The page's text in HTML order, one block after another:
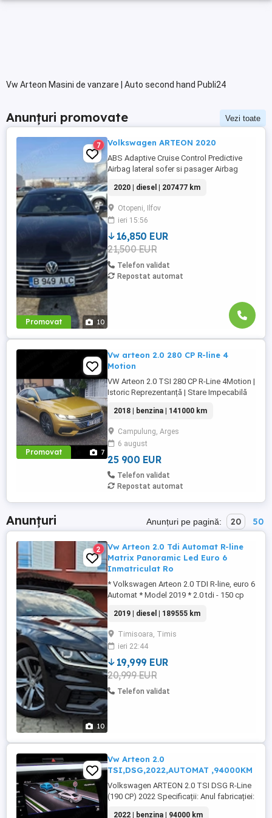
Vw Arteon Masini de vanzare | Auto second hand Publi24
Anunțuri promovate Vezi toate
Promovat 10
7 Volkswagen ARTEON 2020
ABS Adaptive Cruise Control Predictive
Airbag lateral sofer si pasager Airbag
cap fata Airbag-uri cap spate Asistenta
faza lunga Asistenta in rampa Bluetooth
Camera video spate Climatronic Cotiera
(fata) ESP Faruri LED Frana parcare
electrica Front Assistant iluminare ...
2020 | diesel | 207477 km
Otopeni, Ilfov
ieri 15:56
16,850 EUR
21,500 EUR
Telefon validat
Repostat automat
Promovat 7
Vw arteon 2.0 280 CP R-line 4
Motion
VW Arteon 2.0 TSI 280 CP R-Line 4Motion |
Istoric Reprezentanță | Stare Impecabilă
bunului simț, doar la fața locului) Rulaj:
141.000 km (100% reali, verificabili în
rețeaua VW) An fabricație: 05 2018
Motorizare: 2.0 TSI (Benzină) 280 CP
Transmisie: Automată ...
2018 | benzina | 141000 km
Campulung, Arges
6 august
25 900 EUR
Telefon validat
Repostat automat
Anunțuri Anunțuri pe pagină: 20 50
10
2
Vw Arteon 2.0 Tdi Automat R-line
Matrix Panoramic Led Euro 6
Inmatriculat Ro
* Volkswagen Arteon 2.0 TDI R-line, euro 6
Automat * Model 2019 * 2.0 tdi - 150 cp
mai noua tehnologie ( decupeaza masinile
din fata) *Panoramic *Virtual Cockpit-
Bord digital *Distronic *Lane Assist *Side
Assist *Front Assist-Asistenta vizuala
sonora ...
2019 | diesel | 189555 km
Timisoara, Timis
ieri 22:44
19,999 EUR
20,999 EUR
Telefon validat
Vw Arteon 2.0
TSI,DSG,2022,AUTOMAT ,94000KM
Volkswagen ARTEON 2.0 TSI DSG R-Line
(190 CP) 2022 Specificații: Anul fabricației:
2022 | benzina | 94000 km